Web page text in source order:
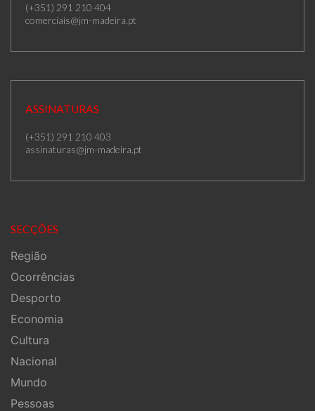
(+351) 291 210 404
comerciais@jm-madeira.pt
ASSINATURAS
(+351) 291 210 403
assinaturas@jm-madeira.pt
SECÇÕES
Região
Ocorrências
Desporto
Economia
Cultura
Nacional
Mundo
Pessoas